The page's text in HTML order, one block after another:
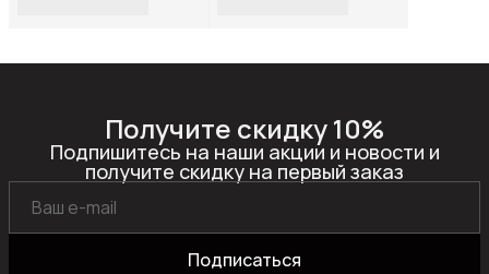
Получите скидку 10%
Подпишитесь на наши акции и новости и
получите скидку на первый заказ
Подписаться